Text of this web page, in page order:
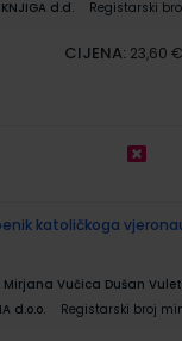
KNJIGA d.d. Registarski
CIJENA: 23,60 €
katoličkoga
Mirjana Vučica Dušan
d.o.o. Registarski broj